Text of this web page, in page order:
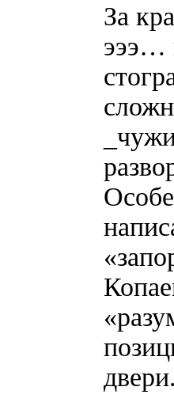
За
эээ…